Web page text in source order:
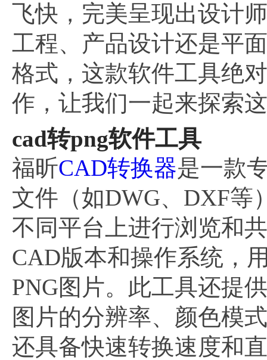
飞快，完美呈现出设计
工程、产品设计还是平
格式，这款软件工具绝
作，让我们一起来探索
cad转png软件工具
福昕CAD转换器是一款
文件（如DWG、DXF等
不同平台上进行浏览和
CAD版本和操作系统，
PNG图片。此工具还提
图片的分辨率、颜色模
还具备快速转换速度和